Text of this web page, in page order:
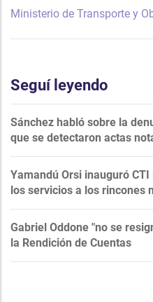
Ministerio de Transporte y
Seguí leyendo
Sánchez habló sobre la
que se detectaron actas
Yamandú Orsi inauguró
los servicios a los rincones
Gabriel Oddone "no se
la Rendición de Cuentas